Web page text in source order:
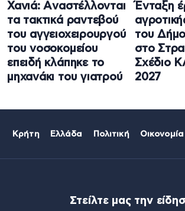
Χανιά: Aναστέλλονται
τα τακτικά ραντεβού
του αγγειοχειρουργού
του νοσοκομείου
επειδή κλάπηκε το
μηχανάκι του γιατρού
Ένταξη
του
στο
Σχέδιο
2027
Κρήτη Ελλάδα Πολιτική Οικονομία
Στείλτε μας την